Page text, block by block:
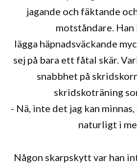
jagande och fäktande
motståndare. Han
lägga häpnadsväckande
sej på bara ett fåtal skär.
snabbhet på
skridskoträning
- Nä, inte det jag kan
naturligt i
Någon skarpskytt var han